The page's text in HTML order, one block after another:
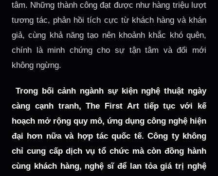
tâm. Những thành công đạt được như hàng triệu lượt
tương tác, phản hồi tích cực từ khách hàng và khán
giả, cùng khả năng tạo nên khoảnh khắc khó quên,
chính là minh chứng cho sự tận tâm và đổi mới
không ngừng.
Trong bối cảnh ngành sự kiện nghệ thuật ngày
càng cạnh tranh, The First Art tiếp tục với kế
hoạch mở rộng quy mô, ứng dụng công nghệ hiện
đại hơn nữa và hợp tác quốc tế. Công ty không
chỉ cung cấp dịch vụ tổ chức mà còn đồng hành
cùng khách hàng, nghệ sĩ để lan tỏa giá trị nghệ